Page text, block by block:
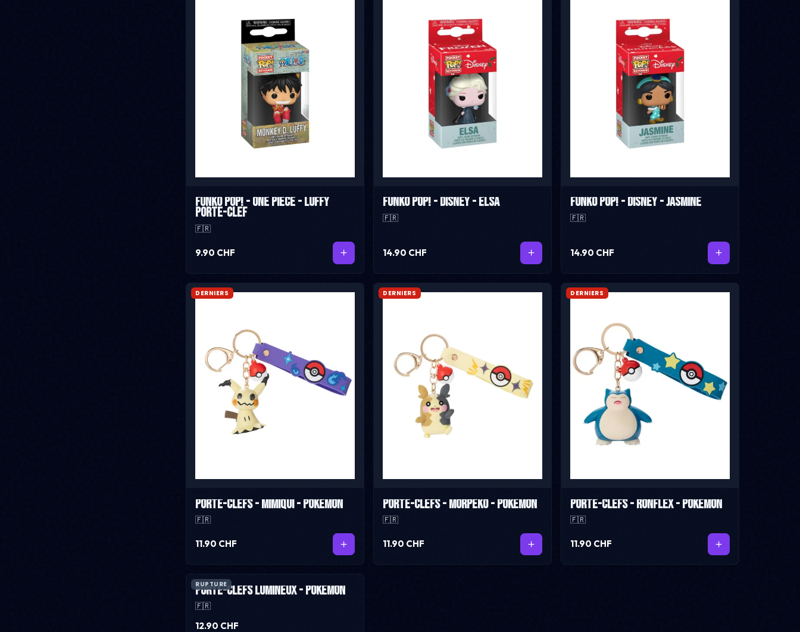
Funko Pop! - One Piece - Luffy
porte-clef
🇫🇷
9.90 CHF
Funko Pop! - Disney - Elsa
🇫🇷
14.90 CHF
Funko Pop! - Disney - Jasmine
🇫🇷
14.90 CHF
DERNIERS
Porte-cléfs - Mimiqui - Pokemon
🇫🇷
11.90 CHF
DERNIERS
Porte-cléfs - Morpeko - Pokemon
🇫🇷
11.90 CHF
DERNIERS
Porte-cléfs - Ronflex - Pokemon
🇫🇷
11.90 CHF
RUPTURE
Porte-clefs lumineux - Pokémon
🇫🇷
12.90 CHF